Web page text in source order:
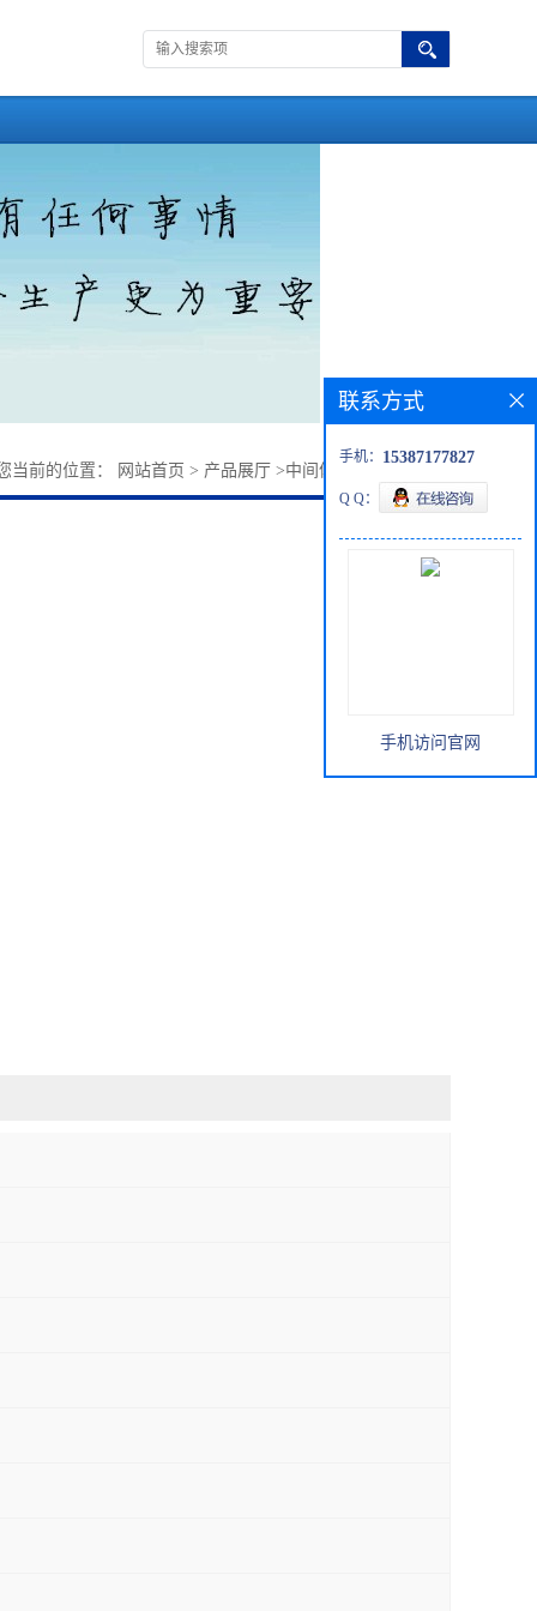
当前的位置： 网站首页 > 产品展厅 >中间体
联系方式
手机： 15387177827
Q Q：
手机访问官网